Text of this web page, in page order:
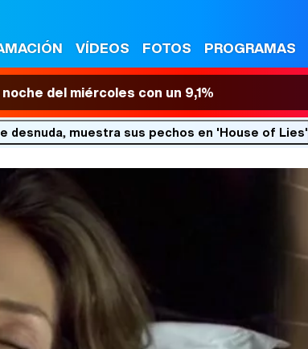
VÍDEOS FOTOS PROGRAMAS
del miércoles con un 9,1%
desnuda, muestra sus pechos en 'House of Lies'